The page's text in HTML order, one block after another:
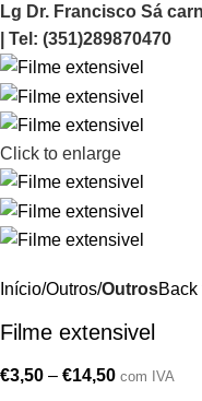
Lg Dr. Francisco Sá
| Tel: (351)289870470
Click to enlarge
Início Outros OutrosBack
Filme extensivel
€3,50 – €14,50 com IVA